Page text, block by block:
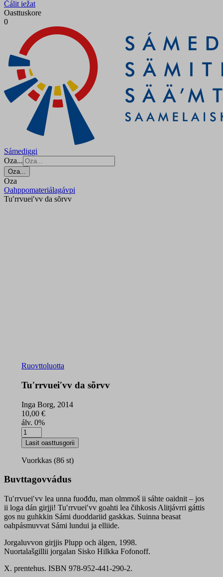
Čálit iežat
Oasttuskore
0
Sámediggi
Oza...
Oza...
Oza
Oahppomateriálagávpi
Tuʹrrvueiʹvv da sõrvv
Ruovttoluotta
Tuʹrrvueiʹvv da sõrvv
Inga Borg, 2014
10,00 €
álv. 0%
Tuʹrrvueiʹvv
da
sõrvv
quantity
Lasit oasttusgorii
Vuorkkas (86 st)
Buvttagovvádus
Tuʹrrvueiʹvv lea unna fuođđu, man olmmoš ii sáhte oaidnit – jos
ii loga dán girjji! Tuʹrrvueiʹvv goahti lea čihkosis Alitjávrri gáttis
gos nu guhkkin Sámi duoddariid gaskkas. Suinna beasat
oahpásmuvvat Sámi lundui ja elliide.
Jorgaluvvon girjjis Plupp och älgen, 1998.
Nuortalašgillii jorgalan Sisko Hilkka Fofonoff.
X. prentehus. ISBN 978-952-441-290-2.